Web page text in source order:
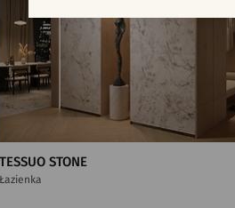
TESSUO STONE
Łazienka